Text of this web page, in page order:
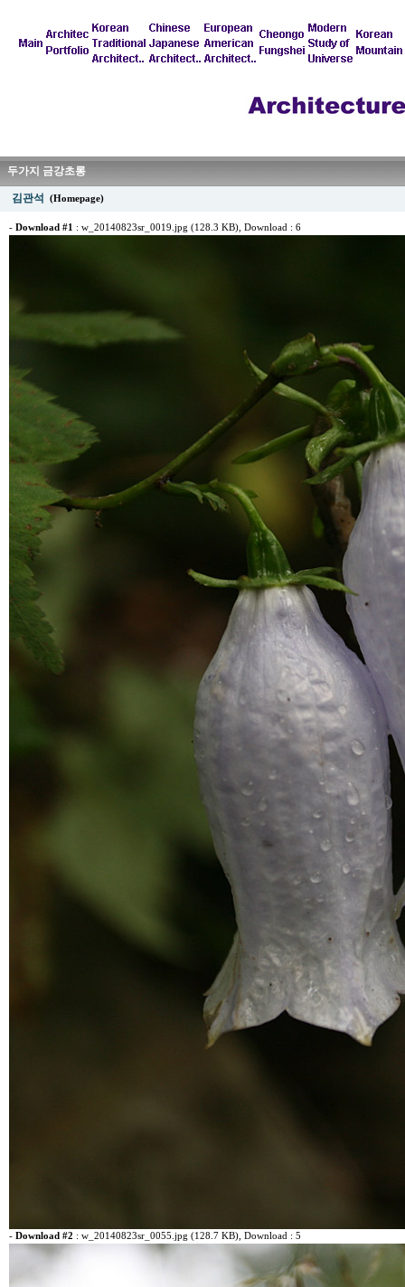
두가지 금강초롱
김관석 (Homepage)
- Download #1 : w_20140823sr_0019.jpg (128.3 KB) , Download : 6
- Download #2 : w_20140823sr_0055.jpg (128.7 KB) , Download : 5